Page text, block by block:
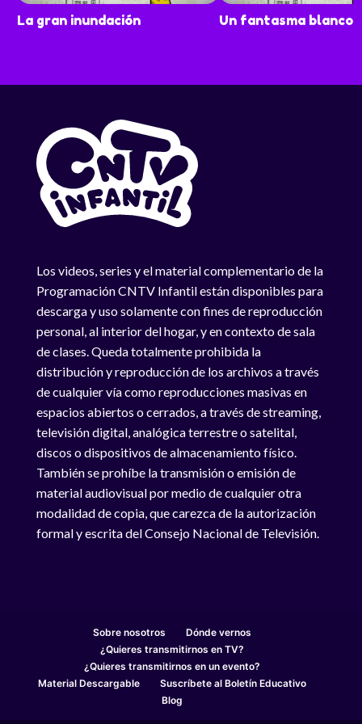
La gran inundación Un fantasma blanco
Los videos, series y el material complementario de la
Programación CNTV Infantil están disponibles para
descarga y uso solamente con fines de reproducción
personal, al interior del hogar, y en contexto de sala
de clases. Queda totalmente prohibida la
distribución y reproducción de los archivos a través
de cualquier vía como reproducciones masivas en
espacios abiertos o cerrados, a través de streaming,
televisión digital, analógica terrestre o satelital,
discos o dispositivos de almacenamiento físico.
También se prohíbe la transmisión o emisión de
material audiovisual por medio de cualquier otra
modalidad de copia, que carezca de la autorización
formal y escrita del Consejo Nacional de Televisión.
Sobre nosotros
Dónde vernos
¿Quieres transmitirnos en TV?
¿Quieres transmitirnos en un evento?
Material Descargable
Suscríbete al Boletín Educativo
Blog